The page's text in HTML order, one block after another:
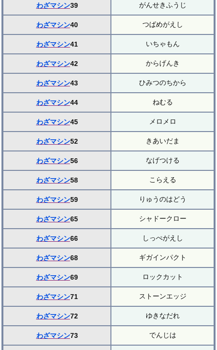
わざマシン39 がんせきふうじ
わざマシン40 つばめがえし
わざマシン41 いちゃもん
わざマシン42 からげんき
わざマシン43 ひみつのちから
わざマシン44 ねむる
わざマシン45 メロメロ
わざマシン52 きあいだま
わざマシン56 なげつける
わざマシン58 こらえる
わざマシン59 りゅうのはどう
わざマシン65 シャドークロー
わざマシン66 しっぺがえし
わざマシン68 ギガインパクト
わざマシン69 ロックカット
わざマシン71 ストーンエッジ
わざマシン72 ゆきなだれ
わざマシン73 でんじは